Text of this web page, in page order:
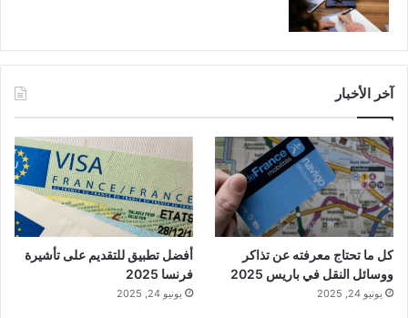
آخر الأخبار
كل ما تحتاج معرفته عن تذاكر
ووسائل النقل في باريس 2025
يونيو 24, 2025
أفضل تطبيق للتقديم على تأشيرة
فرنسا 2025
يونيو 24, 2025